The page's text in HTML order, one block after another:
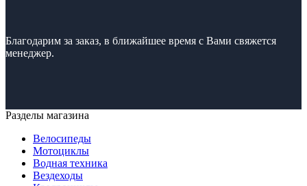
Благодарим за заказ, в ближайшее время с Вами свяжется
менеджер.
Разделы магазина
Велосипеды
Мотоциклы
Водная техника
Вездеходы